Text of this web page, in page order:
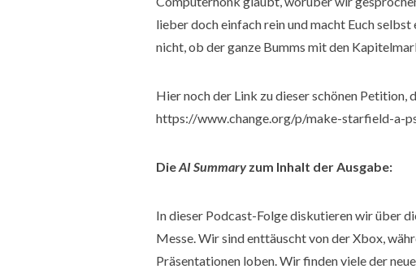
lieber doch einfach rein und macht Euch
nicht, ob der ganze Bumms mit den
Hier noch der Link zu dieser schönen Petition,
https://www.change.org/p/make-starfield-a-
DieAI Summaryzum Inhalt der Ausgabe:
In dieser Podcast-Folge diskutieren wir über
Messe. Wir sind enttäuscht von der Xbox,
Präsentationen loben. Wir finden viele der